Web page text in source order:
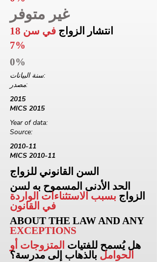
غير متوفر
انتشار الزواج في سن 18
7%
0%
سنة البيانات:
مصدر:
2015
MICS 2015
Year of data:
Source:
2010-11
MICS 2010-11
السن القانوني للزواج
الحد الأدنى المسموح به لسن
الزواج بسبب الاستثناءات الواردة
في القانون
ABOUT THE LAW AND ANY
EXCEPTIONS
هل يُسمح للفتيات المتزوجات أو
الحوامل بالذهاب إلى مدرسة؟